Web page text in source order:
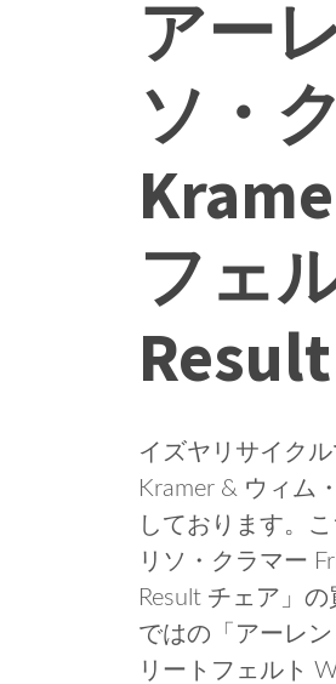
アー
ソ・
フェ
イズヤリサイク
Kramer & ウィム
しております。
リソ・クラマー
Result チェア」
ではの「アーレン
リートフェルト